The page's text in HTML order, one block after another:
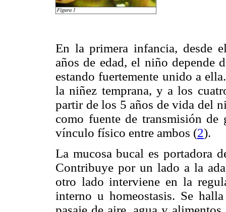
En la primera infancia, desde
años de edad, el niño depende
estando fuertemente unido a
la niñez temprana, y a los
partir de los 5 años de vida del
como fuente de transmisión de
vínculo físico entre ambos (2).
La mucosa bucal es portadora
Contribuye por un lado a la
otro lado interviene en la
interno u homeostasis. Se